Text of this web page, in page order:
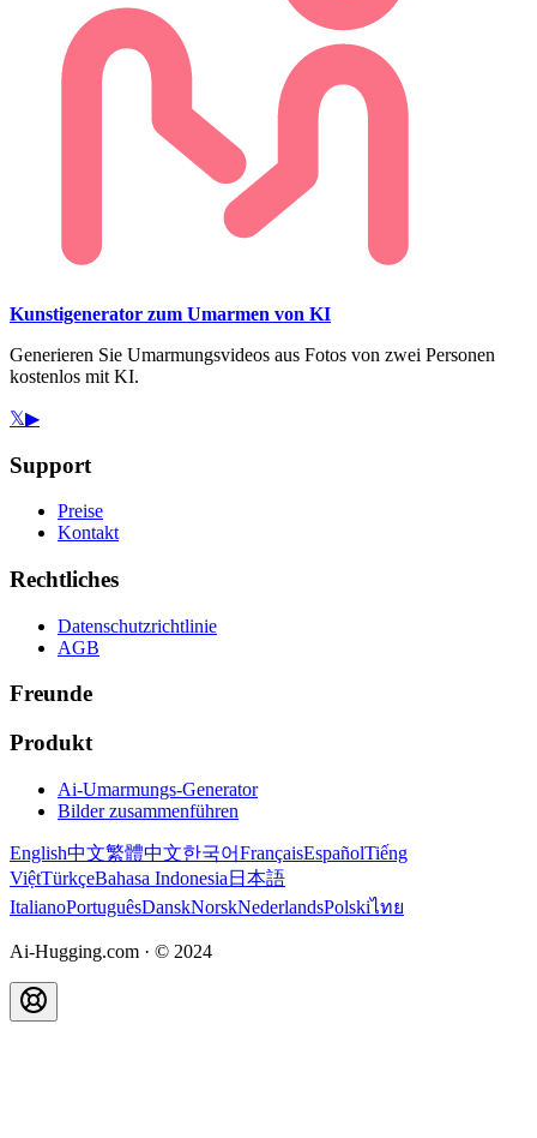
Kunstigenerator zum Umarmen von KI
Generieren Sie Umarmungsvideos aus Fotos von zwei Personen
kostenlos mit KI.
𝕏▶
Support
Preise
Kontakt
Rechtliches
Datenschutzrichtlinie
AGB
Freunde
Produkt
Ai-Umarmungs-Generator
Bilder zusammenführen
English中文繁體中文한국어FrançaisEspañolTiếng
ViệtTürkçeBahasa Indonesia 日本語
ItalianoPortuguêsDanskNorskNederlandsPolskiไทย
Ai-Hugging.com · © 2024